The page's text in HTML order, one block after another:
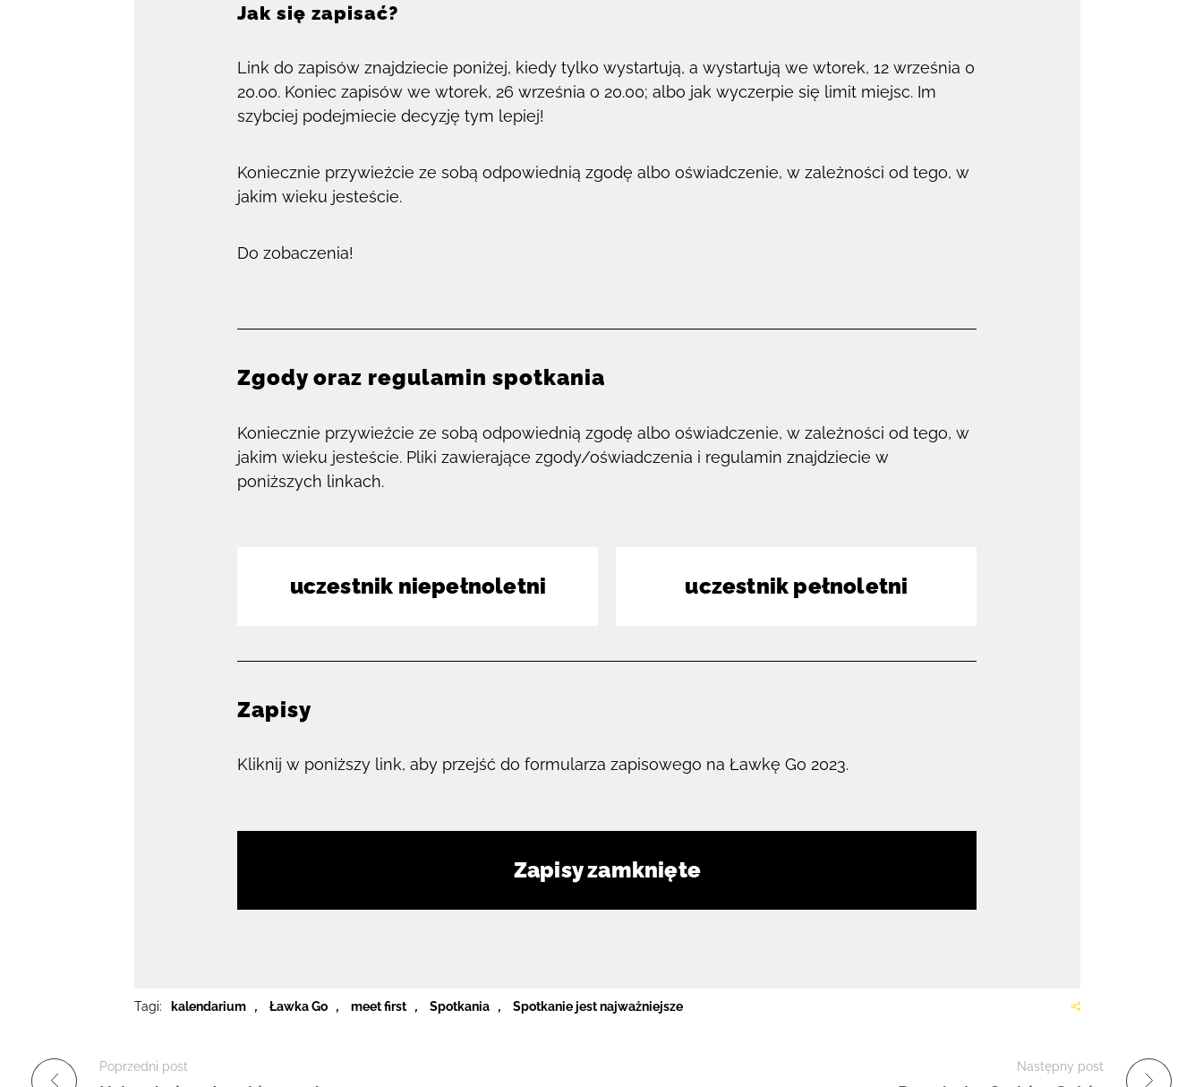
Jak się zapisać?
Link do zapisów znajdziecie poniżej, kiedy tylko wystartują, a wystartują we wtorek, 12 września 0
20.00. Koniec zapisów we wtorek, 26 września o 20.00; albo jak wyczerpie się limit miejsc. Im
szybciej podejmiecie decyzję tym lepiej!
Koniecznie przywieźcie ze sobą odpowiednią zgodę albo oświadczenie, w zależności od tego, w
jakim wieku jesteście.
Do zobaczenia!
Zgody oraz regulamin spotkania
Koniecznie przywieźcie ze sobą odpowiednią zgodę albo oświadczenie, w zależności od tego, w
jakim wieku jesteście. Pliki zawierające zgody/oświadczenia i regulamin znajdziecie w
poniższych linkach.
uczestnik niepełnoletni uczestnik pełnoletni
Zapisy
Kliknij w poniższy link, aby przejść do formularza zapisowego na Ławkę Go 2023.
Zapisy zamknięte
Tagi: kalendarium , Ławka Go , meet first , Spotkania , Spotkanie jest najważniejsze
Poprzedni post Następny post